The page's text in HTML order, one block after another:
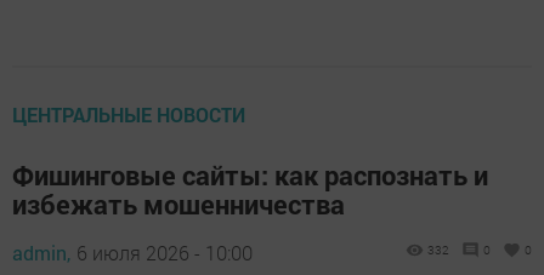
ЦЕНТРАЛЬНЫЕ НОВОСТИ
Фишинговые сайты: как распознать и
избежать мошенничества
admin, 6 июля 2026 - 10:00 332 0 0